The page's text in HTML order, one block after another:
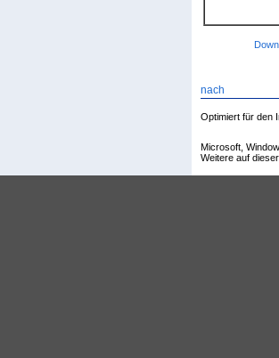
Optimiert für den
Microsoft,
Weitere auf